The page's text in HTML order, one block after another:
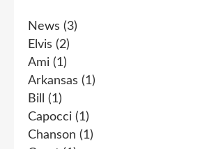
News (3)
Elvis (2)
Ami (1)
Arkansas (1)
Bill
(1)
Capocci (1)
Chanson (1)